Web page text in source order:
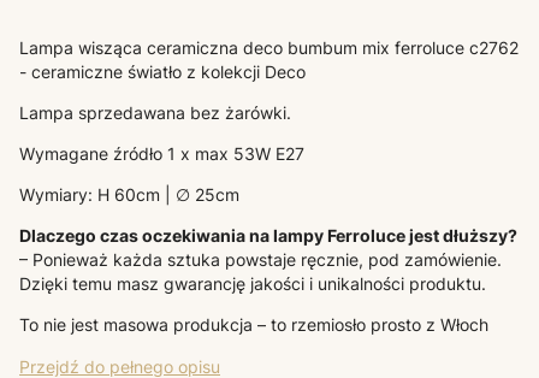
Lampa wisząca ceramiczna deco bumbum mix ferroluce c2762
- ceramiczne światło z kolekcji Deco
Lampa sprzedawana bez żarówki.
Wymagane źródło 1 x max 53W E27
Wymiary: H 60cm | ∅ 25cm
Dlaczego czas oczekiwania na lampy Ferroluce jest dłuższy?
– Ponieważ każda sztuka powstaje ręcznie, pod zamówienie.
Dzięki temu masz gwarancję jakości i unikalności produktu.
To nie jest masowa produkcja – to rzemiosło prosto z Włoch
Przejdź do pełnego opisu